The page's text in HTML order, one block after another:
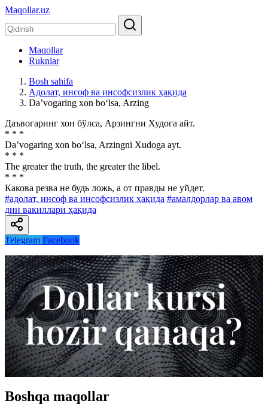
Maqollar.uz
Maqollar
Ruknlar
Bosh sahifa
Адолат, инсоф ва инсофсизлик ҳақида
Da’vogaring xon bo‘lsa, Arzing
Даъвогаринг хон бўлса, Арзингни Худога айт.
* * *
Da’vogaring xon bo‘lsa, Arzingni Xudoga ayt.
* * *
The greater the truth, the greater the libel.
* * *
Какова резва не будь ложь, а от правды не уйдет.
#адолат, инсоф ва инсофсизлик ҳақида #амалдорлар ва авом
дин вакиллари ҳақида
Telegram Facebook
Boshqa maqollar